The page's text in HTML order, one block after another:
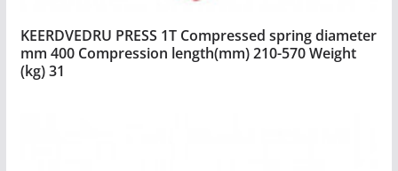
KEERDVEDRU PRESS 1T Compressed spring diameter
mm 400 Compression length(mm) 210-570 Weight
(kg) 31